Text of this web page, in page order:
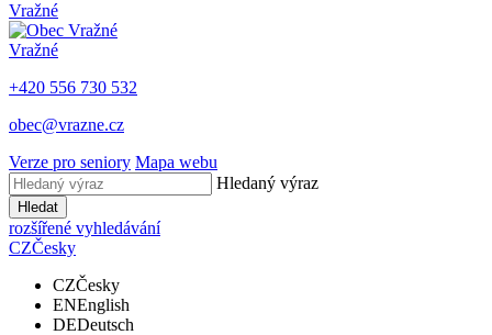
Vražné
Vražné
+420 556 730 532
obec@vrazne.cz
Verze pro seniory Mapa webu
Hledaný výraz
Hledat
rozšířené vyhledávání
CZČesky
CZČesky
ENEnglish
DEDeutsch